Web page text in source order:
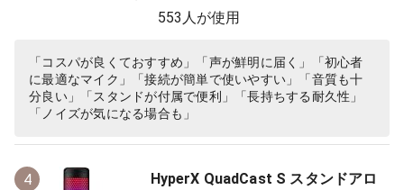
553人が使用
「コスパが良くておすすめ」「声が鮮明に届く」「初心者
に最適なマイク」「接続が簡単で使いやすい」「音質も十
分良い」「スタンドが付属で便利」「長持ちする耐久性」
「ノイズが気になる場合も」
4
HyperX QuadCast S スタンドアロ